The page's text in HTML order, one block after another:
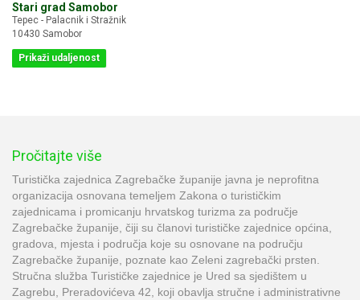
Stari grad Samobor
Tepec - Palacnik i Stražnik
10430 Samobor
Prikaži udaljenost
Pročitajte više
Turistička zajednica Zagrebačke županije javna je neprofitna
organizacija osnovana temeljem Zakona o turističkim
zajednicama i promicanju hrvatskog turizma za područje
Zagrebačke županije, čiji su članovi turističke zajednice općina,
gradova, mjesta i područja koje su osnovane na području
Zagrebačke županije, poznate kao Zeleni zagrebački prsten.
Stručna služba Turističke zajednice je Ured sa sjedištem u
Zagrebu, Preradovićeva 42, koji obavlja stručne i administrativne